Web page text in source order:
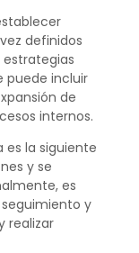
definidos
estrategias
puede incluir
de
internos.
la siguiente
y se
es
y
realizar